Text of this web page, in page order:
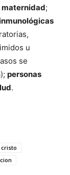
maternidad;
u
se
personas
.